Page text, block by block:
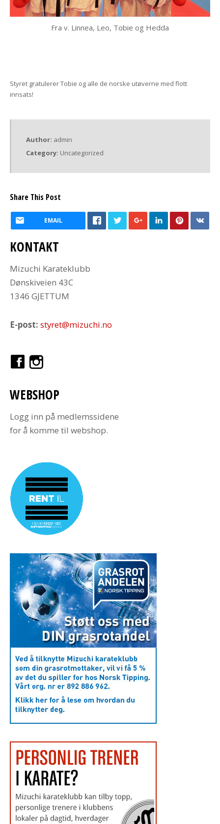
Fra v. Linnea, Leo, Tobie og Hedda
Styret gratulerer Tobie og alle de norske utøverne med flott
innsats!
Author: admin
Category: Uncategorized
Share This Post
EMAIL
KONTAKT
Mizuchi Karateklubb
Dønskiveien 43C
1346 GJETTUM
E-post: styret@mizuchi.no
WEBSHOP
Logg inn på medlemssidene
for å komme til webshop.